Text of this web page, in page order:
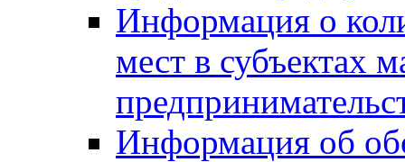
Информация о
мест в субъектах
Информация об